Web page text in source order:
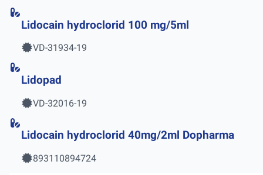
Lidocain hydroclorid 100 mg/5ml
VD-31934-19
Lidopad
VD-32016-19
Lidocain hydroclorid 40mg/2ml Dopharma
893110894724